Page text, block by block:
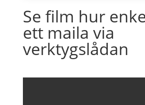
Se film hur
ett maila via
verktygslådan